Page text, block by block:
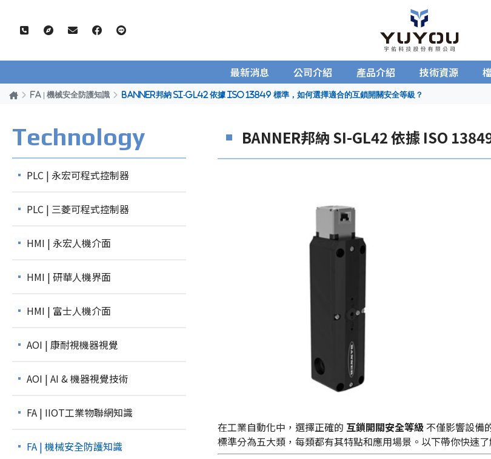
最新消息 公司介紹 產品介紹 技術資源
FA | 機械安全防護知識 BANNER邦納 SI-GL42 依據 ISO 13849 標準，如何選擇適合的互鎖開關安全等級？
Technology
PLC | 永宏可程式控制器
PLC | 三菱可程式控制器
HMI | 永宏人機介面
HMI | 研華人機界面
HMI | 富士人機介面
AOI | 康耐視機器視覺
AOI | AI & 機器視覺技術
FA | IIOT工業物聯網知識
FA | 機械安全防護知識
BANNER邦納 SI-GL42 依據 ISO
在工業自動化中，選擇正確的 互鎖開關安全等級 不僅影響設備
標準分為五大類，每類都有其特點和應用場景。以下帶你快速了